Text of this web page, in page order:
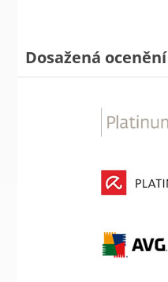
Dosažená ocenění